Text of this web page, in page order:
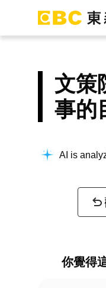
文策
事的
AI is
你覺得